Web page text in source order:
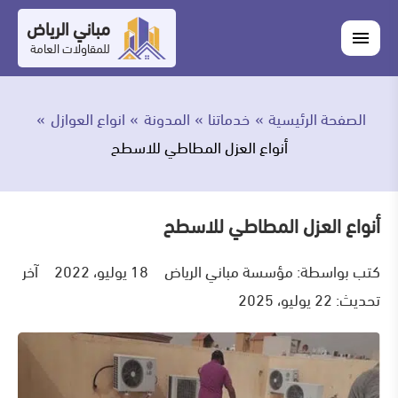
إلى
المحتوى
القائمة
مباني الرياض
للمقاولات العامة
اغلاق
القائمة
المدونة
اتصل
بنا
الصفحة الرئيسية خدماتنا المدونة
انواع العوازل
أنواع العزل المطاطي للاسطح
أنواع العزل المطاطي للاسطح
كتب بواسطة: مؤسسة مباني الرياض 18 يوليو، 2022
آخر
تحديث: 22 يوليو، 2025